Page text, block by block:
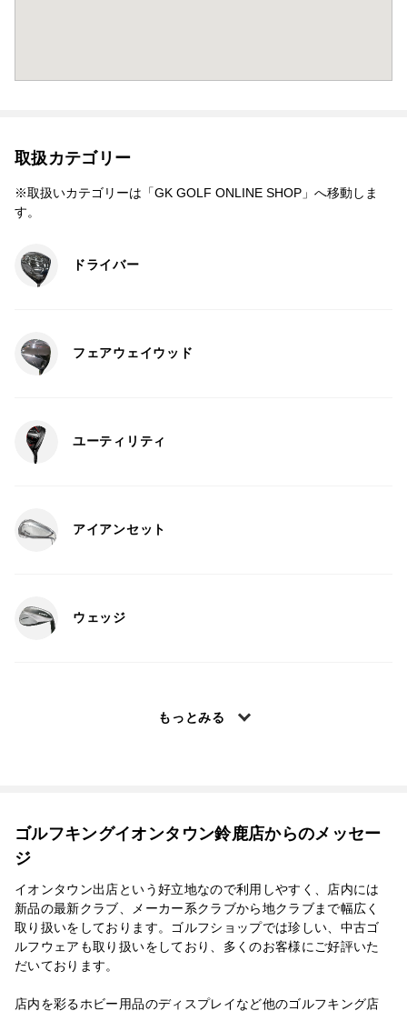
取扱カテゴリー
※取扱いカテゴリーは「GK GOLF ONLINE SHOP」へ移動しま
す。
ドライバー
フェアウェイウッド
ユーティリティ
アイアンセット
ウェッジ
もっとみる
ゴルフキングイオンタウン鈴鹿店からのメッセー
ジ
イオンタウン出店という好立地なので利用しやすく、店内には
新品の最新クラブ、メーカー系クラブから地クラブまで幅広く
取り扱いをしております。ゴルフショップでは珍しい、中古ゴ
ルフウェアも取り扱いをしており、多くのお客様にご好評いた
だいております。
店内を彩るホビー用品のディスプレイなど他のゴルフキング店